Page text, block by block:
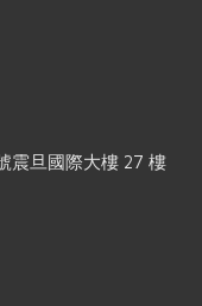
震旦國際大樓 27 樓